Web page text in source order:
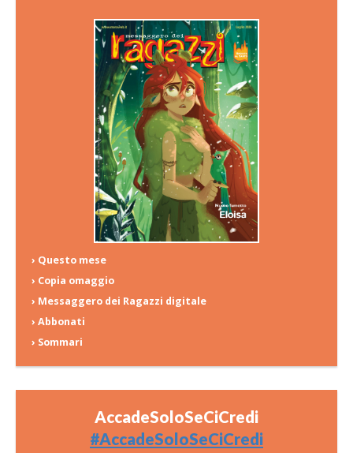
› Questo mese
› Copia omaggio
› Messaggero dei Ragazzi digitale
› Abbonati
› Sommari
AccadeSoloSeCiCredi
#AccadeSoloSeCiCredi